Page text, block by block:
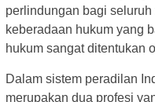
perlindungan bagi
keberadaan hukum yang
hukum sangat ditentukan
Dalam sistem peradilan
merupakan dua profesi